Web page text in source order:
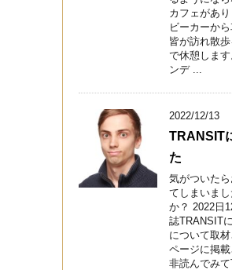
カフェがあ
ビーカーから
皆が訪れ散
で休憩しま
ンデ ...
2022/12/13
TRANSIT
た
気がついた
てしまいま
か？ 2022日
誌TRANSIT
について取
ページに掲
非読んでみ